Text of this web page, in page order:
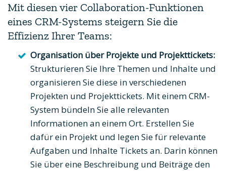
Mit diesen vier Collaboration-Funktionen
eines CRM-Systems steigern Sie die
Effizienz Ihrer Teams:
Organisation über Projekte und Projekttickets:
Strukturieren Sie Ihre Themen und Inhalte und
organisieren Sie diese in verschiedenen
Projekten und Projekttickets. Mit einem CRM-
System bündeln Sie alle relevanten
Informationen an einem Ort. Erstellen Sie
dafür ein Projekt und legen Sie für relevante
Aufgaben und Inhalte Tickets an. Darin können
Sie über eine Beschreibung und Beiträge den